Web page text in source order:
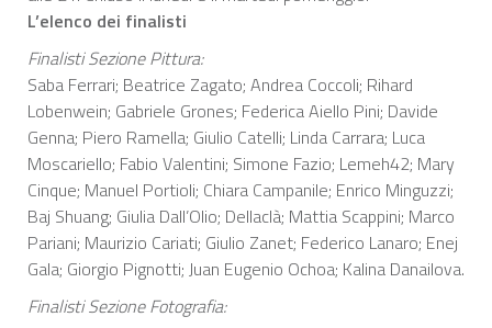
L’elenco dei finalisti
Finalisti Sezione Pittura:
Saba Ferrari; Beatrice Zagato; Andrea Coccoli; Rihard
Lobenwein; Gabriele Grones; Federica Aiello Pini; Davide
Genna; Piero Ramella; Giulio Catelli; Linda Carrara; Luca
Moscariello; Fabio Valentini; Simone Fazio; Lemeh42; Mary
Cinque; Manuel Portioli; Chiara Campanile; Enrico Minguzzi;
Baj Shuang; Giulia Dall’Olio; Dellaclà; Mattia Scappini; Marco
Pariani; Maurizio Cariati; Giulio Zanet; Federico Lanaro; Enej
Gala; Giorgio Pignotti; Juan Eugenio Ochoa; Kalina Danailova.
Finalisti Sezione Fotografia: